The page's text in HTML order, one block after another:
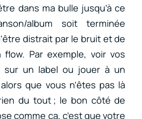
dans ma bulle jusqu’à ce
album soit terminée
distrait par le bruit et de
flow. Par exemple, voir vos
sur un label ou jouer à un
que vous n’êtes pas là
du tout ; le bon côté de
comme ça, c’est que votre